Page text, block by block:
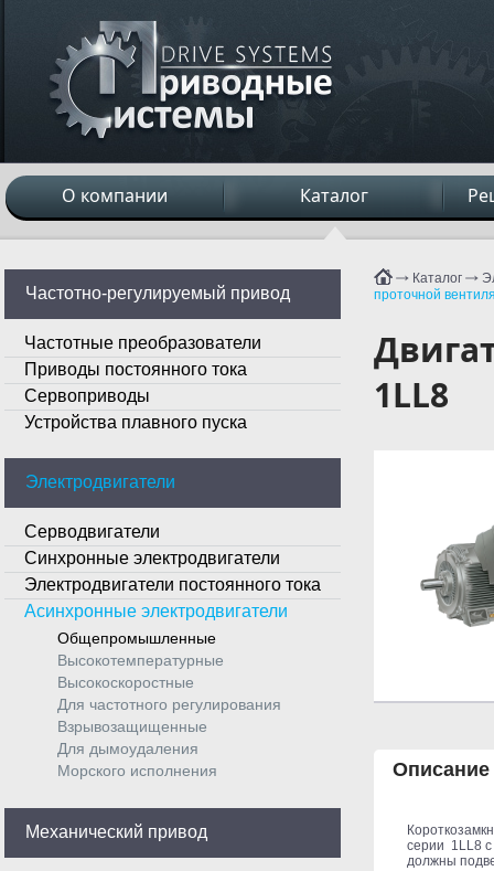
О компании Каталог
Каталог
проточной
1LL8
Описание
серии 1LL8 с
должны
Частотно-регулируемый привод
Частотные преобразователи
Приводы постоянного тока
Сервоприводы
Устройства плавного пуска
Электродвигатели
Серводвигатели
Синхронные электродвигатели
Электродвигатели постоянного тока
Асинхронные электродвигатели
Общепромышленные
Высокотемпературные
Высокоскоростные
Для частотного регулирования
Взрывозащищенные
Для дымоудаления
Морского исполнения
Механический привод